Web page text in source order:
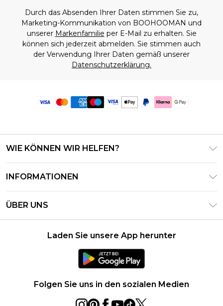
Durch das Absenden Ihrer Daten stimmen Sie zu,
Marketing-Kommunikation von BOOHOOMAN und
unserer Markenfamilie per E-Mail zu erhalten. Sie
können sich jederzeit abmelden. Sie stimmen auch
der Verwendung Ihrer Daten gemäß unserer
Datenschutzerklärung.
WIE KÖNNEN WIR HELFEN?
Meine Bestellung verfolgen & zurücksenden
Lieferoptionen
Rückgaberecht – Aktualisiert Mai 2026
INFORMATIONEN
Geschäftsbedingungen – Aktualisiert Juni 2026
Geschenkkarten-Guthaben
Datenschutzhinweis – Aktualisiert Juni 2026
ÜBER UNS
Erklärung Zur Modernen Sklaverei
Laden Sie unsere App herunter
Folgen Sie uns in den sozialen Medien